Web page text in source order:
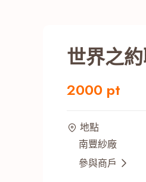
NF 種籽 NF
世界之
2000 pt
地點
南豐紗廠
參與商戶